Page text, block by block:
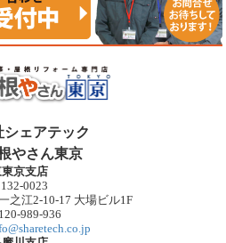
シェアテック
やさん東京
京支店
0023
之江2-10-17 大場ビル1F
989-936